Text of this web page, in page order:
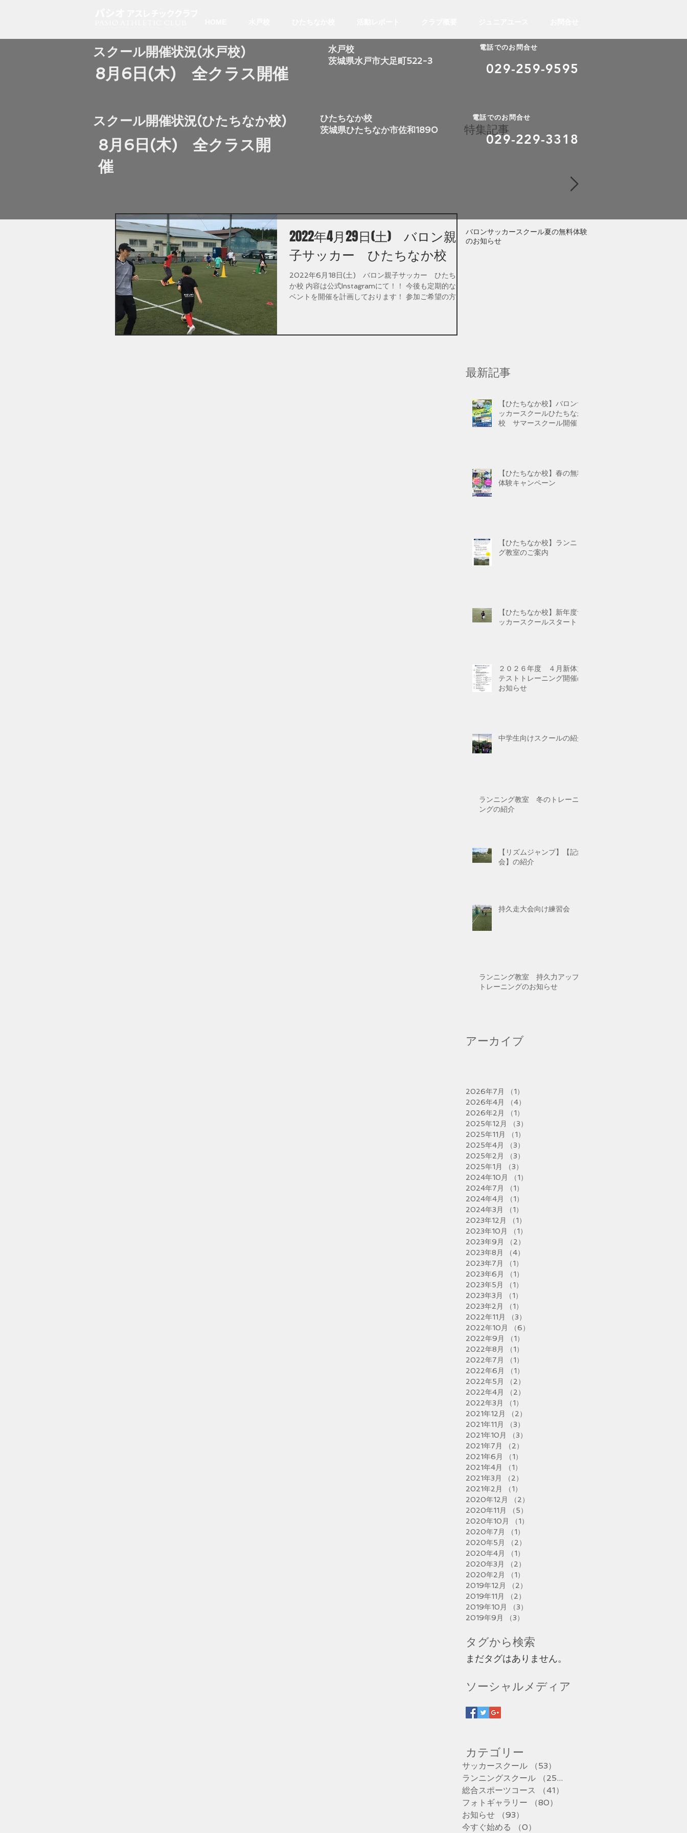
特集記事
2022年4月29日(土) バロン親
子サッカー ひたちなか校
2022年6月18日(土) バロン親子サッカー ひたちな
か校 内容は公式Instagramにて！！ 今後も定期的なイ
ベントを開催を計画しております！ 参加ご希望の方は
バロンサッカースクール夏の無料体験
のお知らせ
最新記事
【ひたちなか校】バロンサ
ッカースクールひたちなか
校 サマースクール開催！
【ひたちなか校】春の無料
体験キャンペーン
【ひたちなか校】ランニン
グ教室のご案内
【ひたちなか校】新年度サ
ッカースクールスタート
２０２６年度 ４月新体力
テストトレーニング開催の
お知らせ
中学生向けスクールの紹介
ランニング教室 冬のトレーニ
ングの紹介
【リズムジャンプ】【記録
会】の紹介
持久走大会向け練習会
ランニング教室 持久力アップ
トレーニングのお知らせ
アーカイブ
2026年7月 （1）
2026年4月
（4）
2026年2月
（1）
2025年12月
（3）
2025年11月
（1）
2025年4月
（3）
2025年2月
（3）
2025年1月
（3）
2024年10月
（1）
2024年7月
（1）
2024年4月
（1）
2024年3月
（1）
2023年12月
（1）
2023年10月
（1）
2023年9月
（2）
2023年8月
（4）
2023年7月
（1）
2023年6月
（1）
2023年5月
（1）
2023年3月
（1）
2023年2月
（1）
2022年11月
（3）
2022年10月
（6）
2022年9月
（1）
2022年8月
（1）
2022年7月
（1）
2022年6月
（1）
2022年5月
（2）
2022年4月
（2）
2022年3月
（1）
2021年12月
（2）
2021年11月
（3）
2021年10月
（3）
2021年7月
（2）
2021年6月
（1）
2021年4月
（1）
2021年3月
（2）
2021年2月
（1）
2020年12月
（2）
2020年11月
（5）
2020年10月
（1）
2020年7月
（1）
2020年5月
（2）
2020年4月
（1）
2020年3月
（2）
2020年2月
（1）
2019年12月
（2）
2019年11月
（2）
2019年10月
（3）
2019年9月
（3）
タグから検索
まだタグはありません。
ソーシャルメディア
​カテゴリー
サッカースクール （53）
ランニングスクール
（25）
総合スポーツコース
（41）
フォトギャラリー
（80）
お知らせ
（93）
今すぐ始める
（0）
​スクール開催状況(水戸校)
​水戸校
​茨城県水戸市大足町522-3
8月6日(木) 全クラス開催
電話でのお問合せ
029-259-9595
​スクール開催状況(ひたちなか校)
​ひたちなか校
​茨城県ひたちなか市佐和1890
8月6日(木) 全クラス開
催
電話でのお問合せ
​029-229-3318